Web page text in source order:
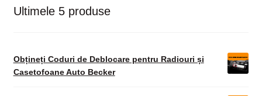
Ultimele 5 produse
Obțineți Coduri de Deblocare pentru Radiouri și
Casetofoane Auto Becker